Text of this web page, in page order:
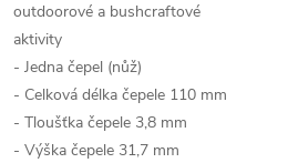
outdoorové a bushcraftové
aktivity
- Jedna čepel (nůž)
- Celková délka čepele 110 mm
- Tloušťka čepele 3,8 mm
- Výška čepele 31,7 mm